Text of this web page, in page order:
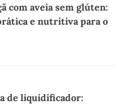
com aveia sem glúten:
e nutritiva para o
de liquidificador: